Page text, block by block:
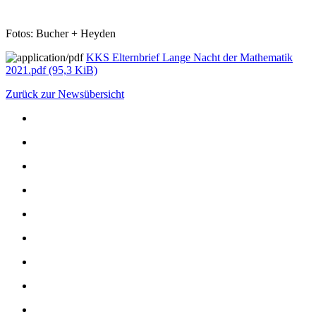
Fotos: Bucher + Heyden
KKS Elternbrief Lange Nacht der Mathematik
2021.pdf(95,3 KiB)
Zurück zur Newsübersicht